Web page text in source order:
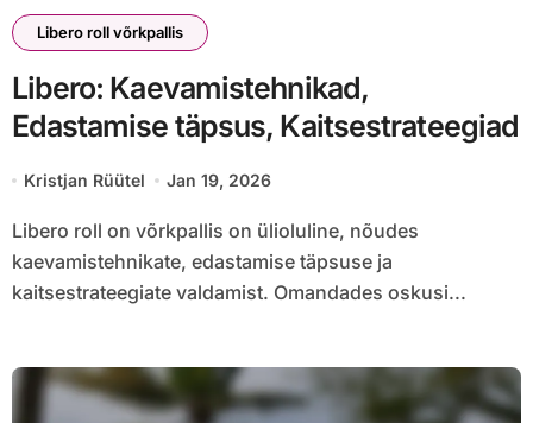
Libero roll võrkpallis
Libero: Kaevamistehnikad,
Edastamise täpsus, Kaitsestrateegiad
Kristjan Rüütel Jan 19, 2026
Libero roll on võrkpallis on ülioluline, nõudes
kaevamistehnikate, edastamise täpsuse ja
kaitsestrateegiate valdamist. Omandades oskusi...